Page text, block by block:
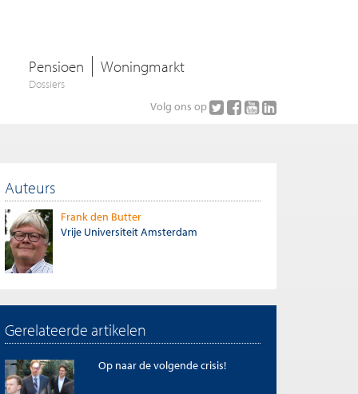
Pensioen Woningmarkt
Dossiers
Volg ons op
Auteurs
Frank den Butter
Vrije Universiteit Amsterdam
Gerelateerde artikelen
Op naar de volgende crisis!